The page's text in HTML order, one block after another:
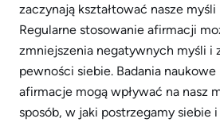
zaczynają kształtować nasze myśli
Regularne stosowanie afirmacji
zmniejszenia negatywnych myśli i
pewności siebie. Badania
afirmacje mogą wpływać na nasz
sposób, w jaki postrzegamy siebie